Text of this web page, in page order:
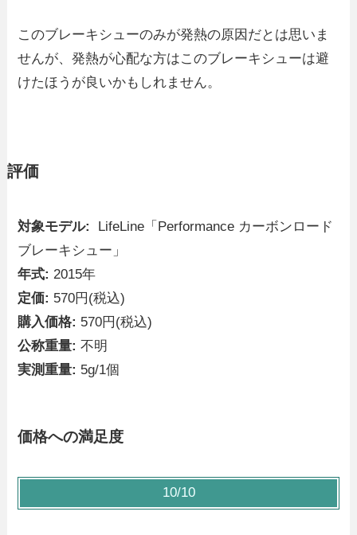
このブレーキシューのみが発熱の原因だとは思いま
せんが、発熱が心配な方はこのブレーキシューは避
けたほうが良いかもしれません。
評価
対象モデル:
LifeLine「Performance カーボンロード
ブレーキシュー」
年式: 2015年
定価: 570円(税込)
購入価格: 570円(税込)
公称重量: 不明
実測重量: 5g/1個
価格への満足度
10/10